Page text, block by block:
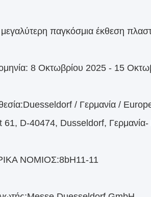
παγκόσμια έκθεση
8 Οκτωβρίου 2025 - 15
/ Γερμανία /
61, D-40474, Dusseldorf,
ΝΟΜΙΟΣ:8bH11-11